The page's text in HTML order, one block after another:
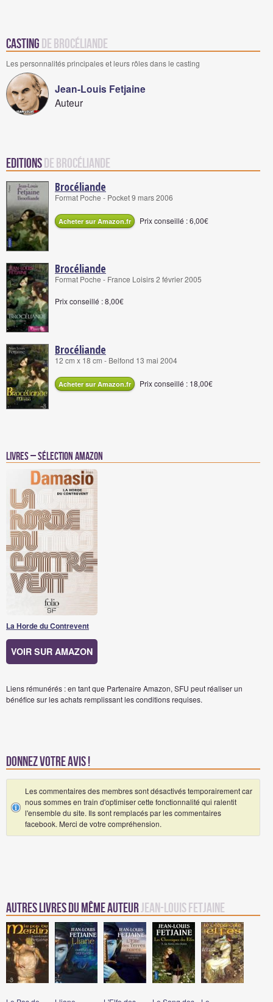
Casting de Brocéliande
Les personnalités principales et leurs rôles dans le casting
Jean-Louis Fetjaine
Auteur
Editionsde Brocéliande
Brocéliande
Format Poche - Pocket 9 mars 2006
Acheter sur Amazon.fr Prix conseillé : 6,00€
Brocéliande
Format Poche - France Loisirs 2 février 2005
Prix conseillé : 8,00€
Brocéliande
12 cm x 18 cm - Belfond 13 mai 2004
Acheter sur Amazon.fr Prix conseillé : 18,00€
Livres – Sélection Amazon
La Horde du Contrevent
VOIR SUR AMAZON
Liens rémunérés : en tant que Partenaire Amazon, SFU peut réaliser un
bénéfice sur les achats remplissant les conditions requises.
Donnez votre avis !
Les commentaires des membres sont désactivés temporairement car
nous sommes en train d'optimiser cette fonctionnalité qui ralentit
l'ensemble du site. Ils sont remplacés par les commentaires
facebook. Merci de votre compréhension.
Autres Livres du même auteurJean-Louis Fetjaine